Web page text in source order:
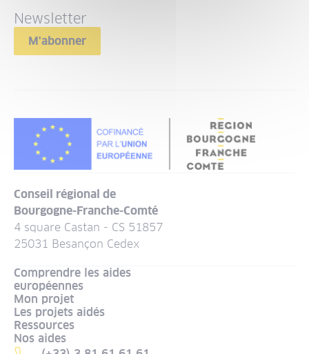
Newsletter
M'abonner
Conseil régional de
Bourgogne-Franche-Comté
4 square Castan - CS 51857
25031 Besançon Cedex
Comprendre les aides
européennes
Mon projet
Les projets aidés
Ressources
Nos aides